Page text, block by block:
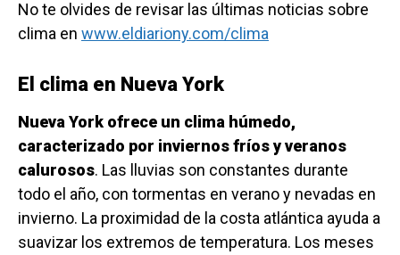
No te olvides de revisar las últimas noticias sobre
clima en www.eldiariony.com/clima
El clima en Nueva York
Nueva York ofrece un clima húmedo,
caracterizado por inviernos fríos y veranos
calurosos. Las lluvias son constantes durante
todo el año, con tormentas en verano y nevadas en
invierno. La proximidad de la costa atlántica ayuda a
suavizar los extremos de temperatura. Los meses